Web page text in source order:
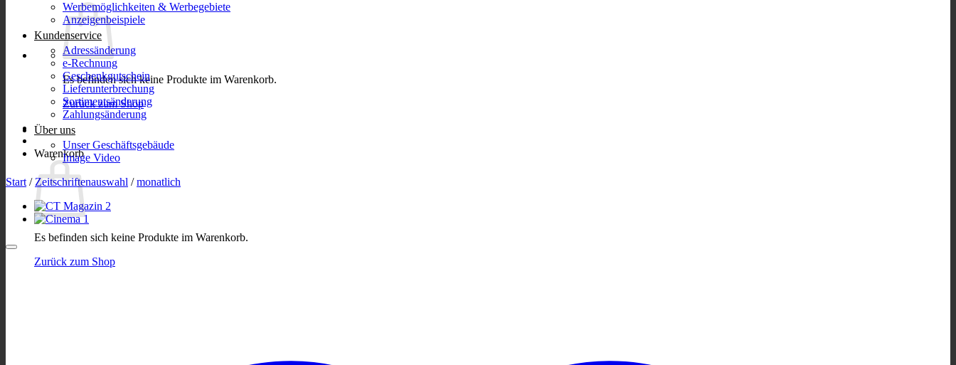
Es befinden sich keine Produkte im Warenkorb.
Zurück zum Shop
Warenkorb
Es befinden sich keine Produkte im Warenkorb.
Zurück zum Shop
Werbemöglichkeiten & Werbegebiete
Anzeigenbeispiele
Kundenservice
Adressänderung
e-Rechnung
Geschenkgutschein
Lieferunterbrechung
Sortimentsänderung
Zahlungsänderung
Über uns
Unser Geschäftsgebäude
Image Video
Start / Zeitschriftenauswahl / monatlich